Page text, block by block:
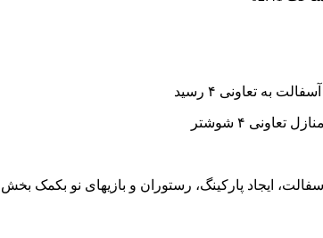
به تعاونی ۴ رسید
۴ شوشتر
ایجاد پارکینگ، رستوران و بازیهای نو بکمک